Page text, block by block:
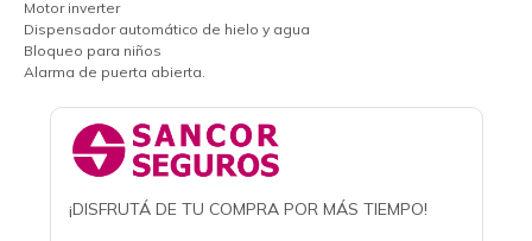
Motor inverter
Dispensador automático de hielo y agua
Bloqueo para niños
Alarma de puerta abierta.
¡DISFRUTÁ DE TU COMPRA POR MÁS TIEMPO!